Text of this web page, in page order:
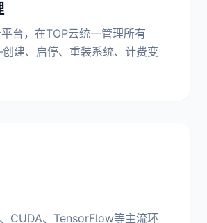
台，在TOP云统一管理所有
建、启停、重装系统、计费变
CUDA、TensorFlow等主流环